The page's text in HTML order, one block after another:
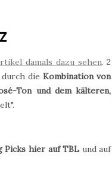
damals dazu sehen. 2
durch dieKombination von
Ton und dem kälteren,
Picks hier auf TBL und auf